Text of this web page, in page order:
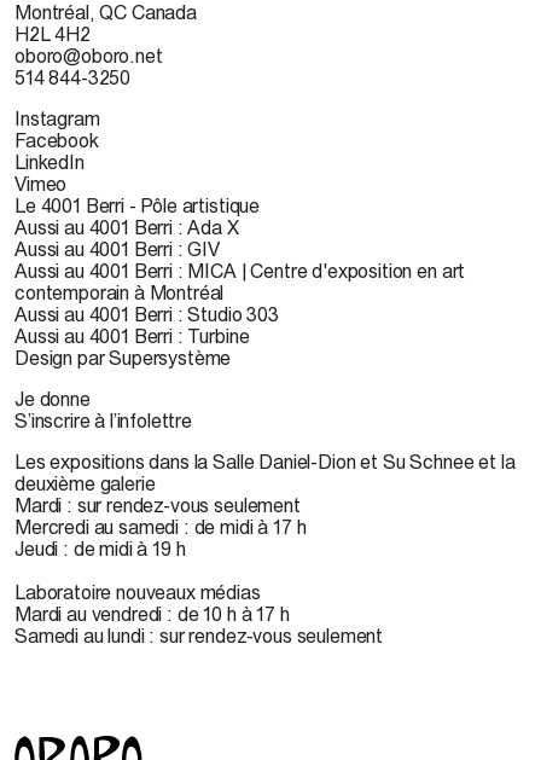
Montréal, QC Canada
H2L 4H2
oboro@oboro.net
514 844-3250
Instagram
Facebook
LinkedIn
Vimeo
Le 4001 Berri - Pôle artistique
Aussi au 4001 Berri : Ada X
Aussi au 4001 Berri : GIV
Aussi au 4001 Berri : MICA | Centre d'exposition en art
contemporain à Montréal
Aussi au 4001 Berri : Studio 303
Aussi au 4001 Berri : Turbine
Design par Supersystème
Je donne
S’inscrire à l’infolettre
Les expositions dans la Salle Daniel-Dion et Su Schnee et la
deuxième galerie
Mardi : sur rendez-vous seulement
Mercredi au samedi : de midi à 17 h
Jeudi : de midi à 19 h
Laboratoire nouveaux médias
Mardi au vendredi : de 10 h à 17 h
Samedi au lundi : sur rendez-vous seulement